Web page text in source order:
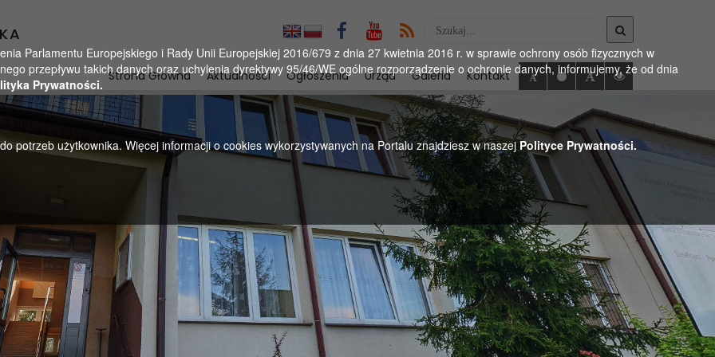
Parlamentu Europejskiego i Rady Unii Europejskiej 2016/679 z dnia 27 kwietnia 2016 r. w sprawie ochrony osób fizycznych w
przepływu takich danych oraz uchylenia dyrektywy 95/46/WE ogólne rozporządzenie o ochronie danych, informujemy, że od dnia
Prywatności.
potrzeb użytkownika. Więcej informacji o cookies wykorzystywanych na Portalu znajdziesz w naszejPolityce Prywatności.
Wyszukaj
serwise
Strona Główna
Aktualności Ogłoszenia Urząd Galeria Kontakt